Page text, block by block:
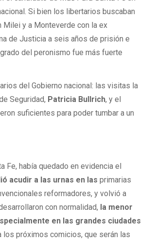
Si bien los libertarios buscaban
Milei y a Monteverde con la ex
de Justicia a seis años de prisión e
del peronismo fue más fuerte
del Gobierno nacional: las visitas la
Seguridad, Patricia Bullrich, y el
suficientes para poder tumbar a un
Fe, había quedado en evidencia el
acudir a las urnas en las primarias
reformadores, y volvió a
con normalidad, la menor
en las grandes ciudades
los próximos comicios, que serán las